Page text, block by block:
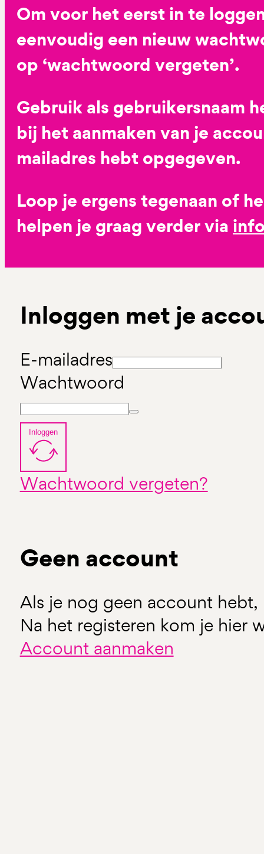
Om voor het eerst in te
eenvoudig een nieuw
op ‘wachtwoord vergeten’.
Gebruik als gebruikersnaam
bij het aanmaken van je
mailadres hebt opgegeven.
Loop je ergens tegenaan of
helpen je graag verder via
Inloggen met je
E-mailadres
Wachtwoord
Inloggen
Wachtwoord vergeten?
Geen account
Als je nog geen account hebt,
Na het registeren kom je hier
Account aanmaken